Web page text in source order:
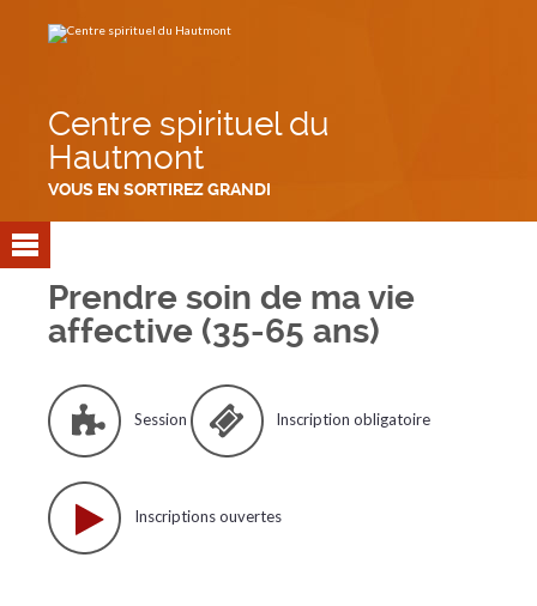
contenu.
Centre spirituel du
Hautmont
VOUS EN SORTIREZ GRANDI
Prendre soin de ma vie
affective (35-65 ans)
Session Inscription obligatoire
Inscriptions ouvertes